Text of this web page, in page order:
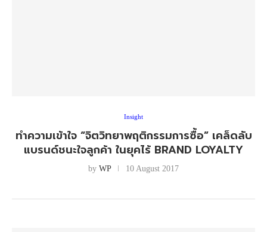
Insight
ทำความเข้าใจ “จิตวิทยาพฤติกรรมการซื้อ” เคล็ดลับ
แบรนด์ชนะใจลูกค้า ในยุคไร้ BRAND LOYALTY
by WP 10 August 2017